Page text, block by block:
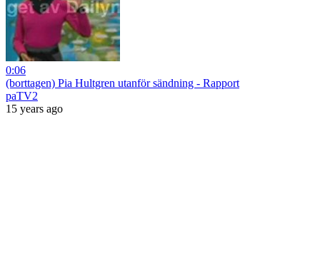
0:06
(borttagen) Pia Hultgren utanför sändning - Rapport
paTV2
15 years ago